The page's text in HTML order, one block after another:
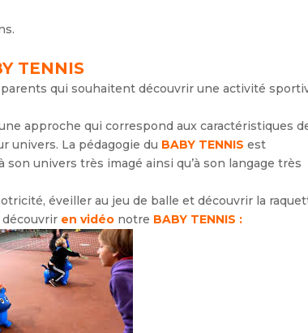
TENNIS
qui souhaitent découvrir une activité
approche qui correspond aux caractéristiques
univers. La pédagogie du BABY TENNIS est
univers très imagé ainsi qu’à son langage très
éveiller au jeu de balle et découvrir la
en vidéo notre BABY TENNIS :